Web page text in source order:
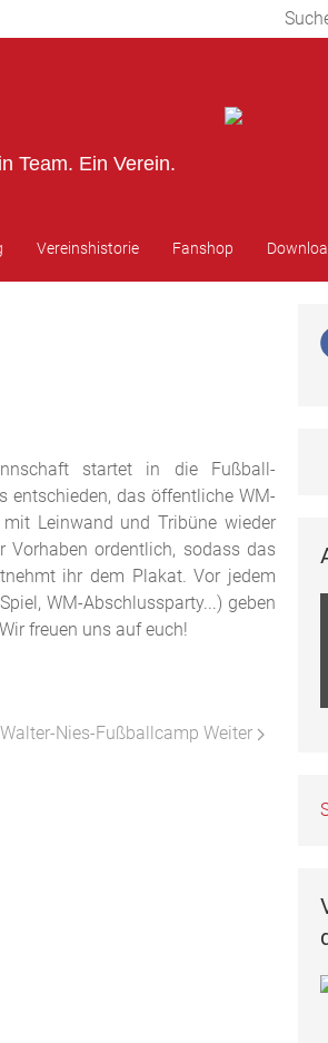
Team. Ein Verein.
Vereinshistorie Fanshop
startet in die Fußball-
entschieden, das öffentliche WM-
Leinwand und Tribüne wieder
Vorhaben ordentlich, sodass das
ihr dem Plakat. Vor jedem
WM-Abschlussparty...) geben
freuen uns auf euch!
Nies-Fußballcamp Weiter